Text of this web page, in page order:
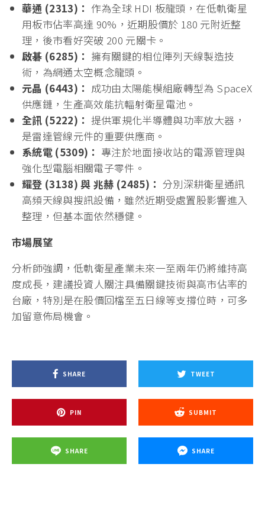
華通 (2313)： 作為全球 HDI 板龍頭，在低軌衛星
用板市佔率高達 90%，近期股價於 180 元附近整
理，後市看好突破 200 元關卡。
啟碁 (6285)： 擁有關鍵的相位陣列天線製造技
術，為網通太空概念龍頭。
元晶 (6443)： 成功由太陽能模組廠轉型為 SpaceX
供應鏈，生產高效能抗輻射衛星電池。
全訊 (5222)： 提供軍規化半導體與功率放大器，
是雷達管線元件的重要供應商。
系統電 (5309)： 專注於地面接收站的電源管理與
強化型電腦相關電子零件。
耀登 (3138) 與 兆赫 (2485)： 分別深耕衛星通訊
高頻天線與搜訊設備，雖然近期受處置股影響進入
整理，但基本面依然穩健。
市場展望
分析師強調，低軌衛星產業未來一至兩年仍將維持高
度成長，建議投資人關注具備關鍵技術與高市佔率的
台廠，特別是在股價回檔至五日線等支撐位時，可多
加留意佈局機會。
SHARE TWEET
PIN SUBMIT
SHARE SHARE